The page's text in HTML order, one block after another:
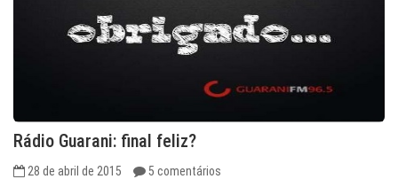
Rádio Guarani: final feliz?
28 de abril de 2015 5 comentários